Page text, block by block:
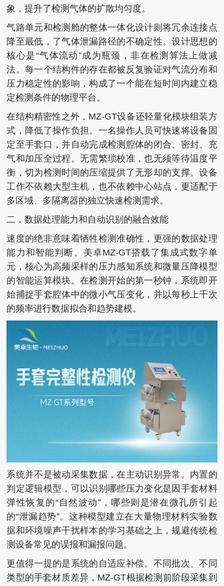
象，提升了检测气体的扩散均匀度。
气路单元和检测舱的整体一体化设计则将冗余连接点
降至最低，了气体泄漏路径的不确定性。设计思想的
核心是“气体流动”成为瓶颈，非在检测算法上做减
法。每一个结构件的存在都被反复验证对气流分布和
压力稳定性的影响，构成了一个能在短时间内建立稳
定检测条件的物理平台。
在结构精密性之外，MZ-GT设备还轻量化模块组装方
式，降低了操作负担。一名操作人员可快速将设备固
定至手套口，并自动完成检测腔体的闭合、密封、充
气和加压全过程。无需繁琐校准，也无须等待温度平
衡，切为检测时间的压缩提供了无形却的支撑。设备
工作不依赖大型主机，也不依赖中心站点，更适配于
多区域、多隔离器的独立快速检测需求。
二．数据处理能力和自动识别的融合效能
速度的绝非意味着牺牲检测准确性，更强的数据处理
能力和智能判断。美卓MZ-GT搭载了集成式数字单
元，核心为高频采样的压力感知系统和微量压降模型
的智能运算模块。在检测开始的第一秒钟，系统即开
始捕捉手套腔体中的微小气压变化，并以每秒上千次
的频率进行数据拟合和趋势建模。
系统并不是被动采集数据，在主动识别异常。内置的
判定逻辑模型，可以识别哪些压力变化是因手套材料
弹性恢复的“自然波动”，哪些则是潜在微孔所引起
的“泄漏趋势”。这种模型建立在大量物理材料实验数
据和环境噪声干扰样本的学习基础之上，规避传统检
测设备常见的误报和漏报问题。
更值得一提的是系统的自适应补偿。不同批次、不同
类型的手套材质差异，MZ-GT根据检测前阶段采集到